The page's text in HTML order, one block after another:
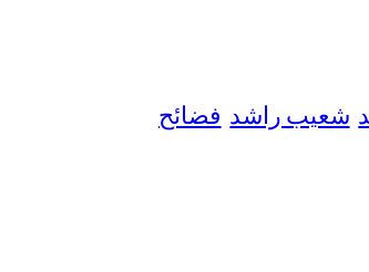
شعيب راشد فضائح